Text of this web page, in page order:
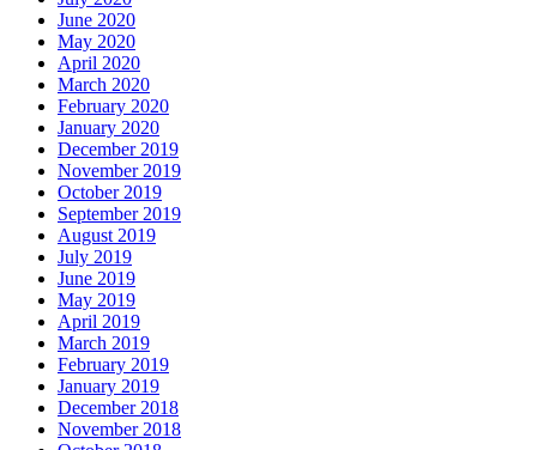
June 2020
May 2020
April 2020
March 2020
February 2020
January 2020
December 2019
November 2019
October 2019
September 2019
August 2019
July 2019
June 2019
May 2019
April 2019
March 2019
February 2019
January 2019
December 2018
November 2018